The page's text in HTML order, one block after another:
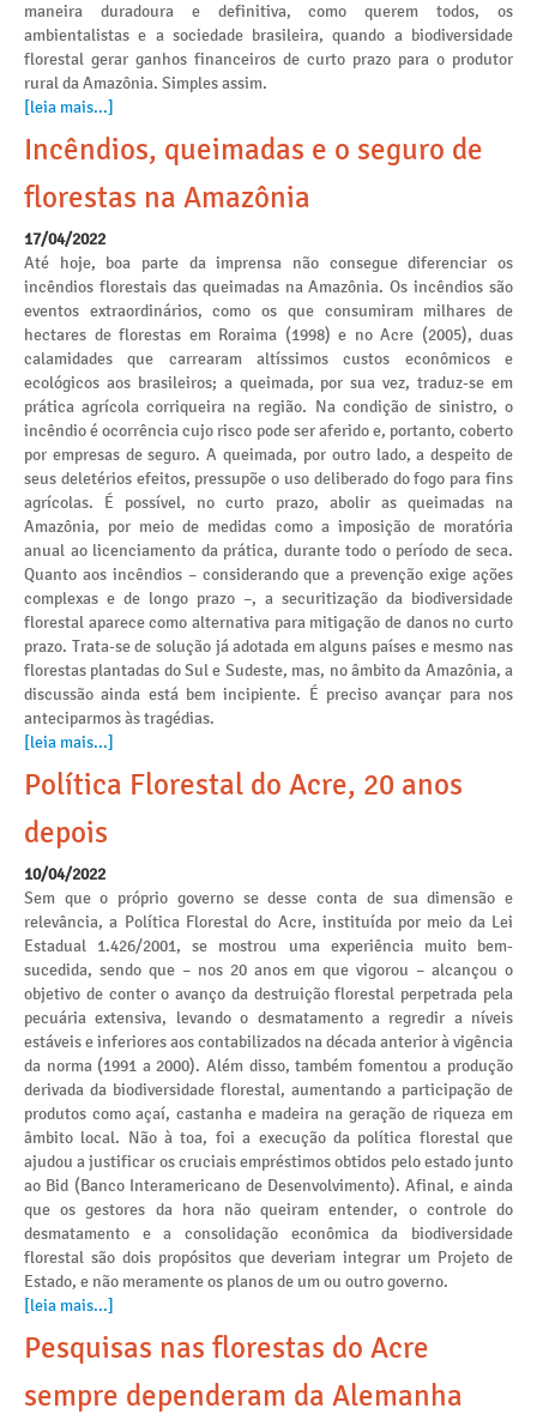
maneira duradoura e definitiva, como querem todos, os
ambientalistas e a sociedade brasileira, quando a biodiversidade
florestal gerar ganhos financeiros de curto prazo para o produtor
rural da Amazônia. Simples assim.
[leia mais...]
Incêndios, queimadas e o seguro de
florestas na Amazônia
17/04/2022
Até hoje, boa parte da imprensa não consegue diferenciar os
incêndios florestais das queimadas na Amazônia. Os incêndios são
eventos extraordinários, como os que consumiram milhares de
hectares de florestas em Roraima (1998) e no Acre (2005), duas
calamidades que carrearam altíssimos custos econômicos e
ecológicos aos brasileiros; a queimada, por sua vez, traduz-se em
prática agrícola corriqueira na região. Na condição de sinistro, o
incêndio é ocorrência cujo risco pode ser aferido e, portanto, coberto
por empresas de seguro. A queimada, por outro lado, a despeito de
seus deletérios efeitos, pressupõe o uso deliberado do fogo para fins
agrícolas. É possível, no curto prazo, abolir as queimadas na
Amazônia, por meio de medidas como a imposição de moratória
anual ao licenciamento da prática, durante todo o período de seca.
Quanto aos incêndios – considerando que a prevenção exige ações
complexas e de longo prazo –, a securitização da biodiversidade
florestal aparece como alternativa para mitigação de danos no curto
prazo. Trata-se de solução já adotada em alguns países e mesmo nas
florestas plantadas do Sul e Sudeste, mas, no âmbito da Amazônia, a
discussão ainda está bem incipiente. É preciso avançar para nos
anteciparmos às tragédias.
[leia mais...]
Política Florestal do Acre, 20 anos
depois
10/04/2022
Sem que o próprio governo se desse conta de sua dimensão e
relevância, a Política Florestal do Acre, instituída por meio da Lei
Estadual 1.426/2001, se mostrou uma experiência muito bem-
sucedida, sendo que – nos 20 anos em que vigorou – alcançou o
objetivo de conter o avanço da destruição florestal perpetrada pela
pecuária extensiva, levando o desmatamento a regredir a níveis
estáveis e inferiores aos contabilizados na década anterior à vigência
da norma (1991 a 2000). Além disso, também fomentou a produção
derivada da biodiversidade florestal, aumentando a participação de
produtos como açaí, castanha e madeira na geração de riqueza em
âmbito local. Não à toa, foi a execução da política florestal que
ajudou a justificar os cruciais empréstimos obtidos pelo estado junto
ao Bid (Banco Interamericano de Desenvolvimento). Afinal, e ainda
que os gestores da hora não queiram entender, o controle do
desmatamento e a consolidação econômica da biodiversidade
florestal são dois propósitos que deveriam integrar um Projeto de
Estado, e não meramente os planos de um ou outro governo.
[leia mais...]
Pesquisas nas florestas do Acre
sempre dependeram da Alemanha